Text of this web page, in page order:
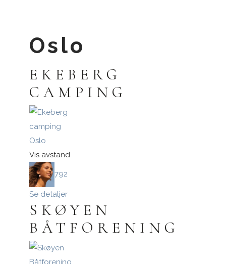
Oslo
EKEBERG
CAMPING
Oslo
Vis avstand
792
Se detaljer
SKØYEN
BÅTFORENING
Logg inn med passnøkkel
Logg inn